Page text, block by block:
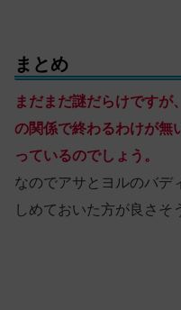
まとめ
まだまだ謎だらけですが
の関係で終わるわけが無
っているのでしょう。
なのでアサとヨルのバデ
しめておいた方が良さそ